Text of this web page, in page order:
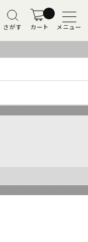
さがす カート メニュー